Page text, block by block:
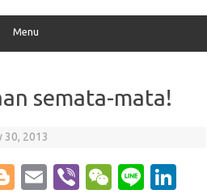
Menu
semata-mata!
30, 2013
Bl
E
Vi
W
Li